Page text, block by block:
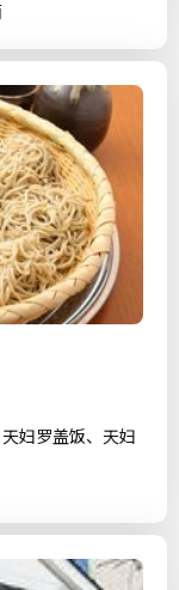
妇罗盖饭、天妇